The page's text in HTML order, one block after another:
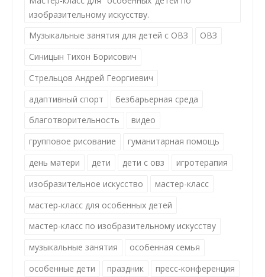
изобразительному искусству.
Музыкальные занятия для детей с ОВЗ
ОВЗ
Синицын Тихон Борисович
Стрельцов Андрей Георгиевич
адаптивный спорт
безбарьерная среда
благотворительность
видео
групповое рисование
гуманитарная помощь
день матери
дети дети с овз
игротерапия
изобразительное искусство
мастер-класс
мастер-класс для особенных детей
мастер-класс по изобразительному искусству
музыкальные занятия
особенная семья
особенные дети
праздник
пресс-конференция